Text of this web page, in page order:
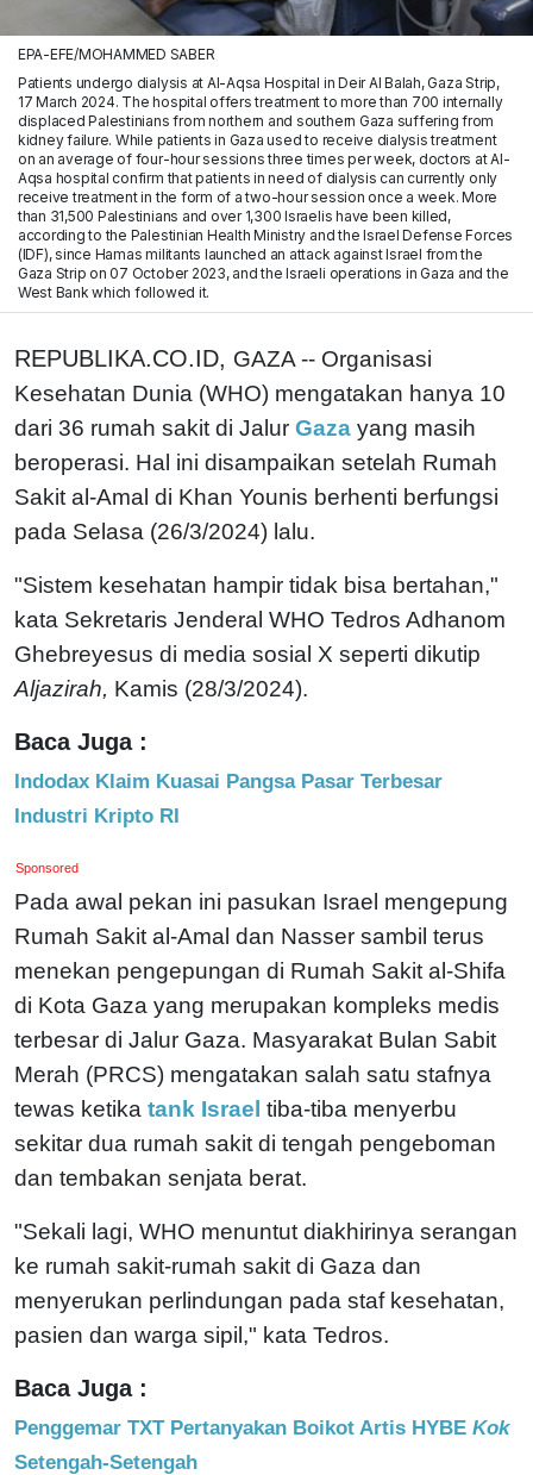
EPA-EFE/MOHAMMED SABER
Patients undergo dialysis at Al-Aqsa Hospital in Deir Al Balah, Gaza Strip,
17 March 2024. The hospital offers treatment to more than 700 internally
displaced Palestinians from northern and southern Gaza suffering from
kidney failure. While patients in Gaza used to receive dialysis treatment
on an average of four-hour sessions three times per week, doctors at Al-
Aqsa hospital confirm that patients in need of dialysis can currently only
receive treatment in the form of a two-hour session once a week. More
than 31,500 Palestinians and over 1,300 Israelis have been killed,
according to the Palestinian Health Ministry and the Israel Defense Forces
(IDF), since Hamas militants launched an attack against Israel from the
Gaza Strip on 07 October 2023, and the Israeli operations in Gaza and the
West Bank which followed it.
REPUBLIKA.CO.ID, GAZA -- Organisasi
Kesehatan Dunia (WHO) mengatakan hanya 10
dari 36 rumah sakit di Jalur Gaza yang masih
beroperasi. Hal ini disampaikan setelah Rumah
Sakit al-Amal di Khan Younis berhenti berfungsi
pada Selasa (26/3/2024) lalu.
"Sistem kesehatan hampir tidak bisa bertahan,"
kata Sekretaris Jenderal WHO Tedros Adhanom
Ghebreyesus di media sosial X seperti dikutip
Aljazirah, Kamis (28/3/2024).
Baca Juga :
Indodax Klaim Kuasai Pangsa Pasar Terbesar
Industri Kripto RI
Sponsored
Pada awal pekan ini pasukan Israel mengepung
Rumah Sakit al-Amal dan Nasser sambil terus
menekan pengepungan di Rumah Sakit al-Shifa
di Kota Gaza yang merupakan kompleks medis
terbesar di Jalur Gaza. Masyarakat Bulan Sabit
Merah (PRCS) mengatakan salah satu stafnya
tewas ketika tank Israel tiba-tiba menyerbu
sekitar dua rumah sakit di tengah pengeboman
dan tembakan senjata berat.
"Sekali lagi, WHO menuntut diakhirinya serangan
ke rumah sakit-rumah sakit di Gaza dan
menyerukan perlindungan pada staf kesehatan,
pasien dan warga sipil," kata Tedros.
Baca Juga :
Penggemar TXT Pertanyakan Boikot Artis HYBE Kok
Setengah-Setengah